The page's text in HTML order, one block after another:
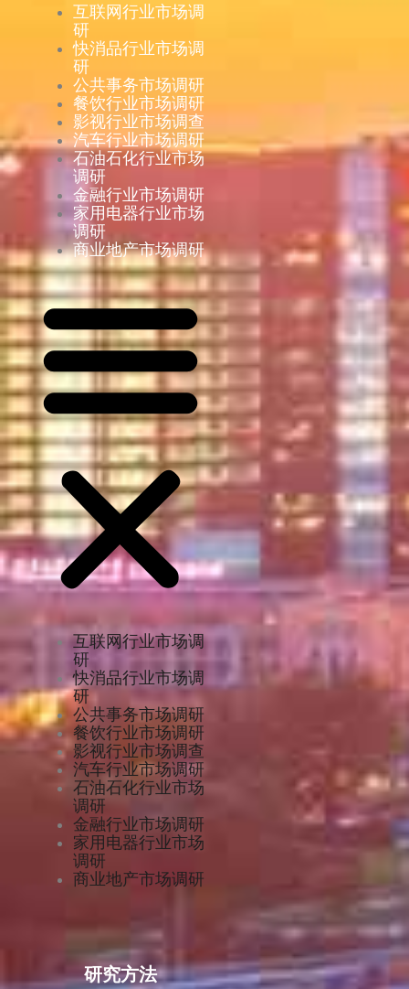
互联网行业市场调
研
快消品行业市场调
研
公共事务市场调研
餐饮行业市场调研
影视行业市场调查
汽车行业市场调研
石油石化行业市场
调研
金融行业市场调研
家用电器行业市场
调研
商业地产市场调研
互联网行业市场调
研
快消品行业市场调
研
公共事务市场调研
餐饮行业市场调研
影视行业市场调查
汽车行业市场调研
石油石化行业市场
调研
金融行业市场调研
家用电器行业市场
调研
商业地产市场调研
研究方法